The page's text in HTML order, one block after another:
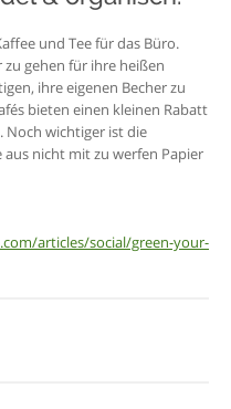
und Tee für das Büro.
gehen für ihre heißen
ihre eigenen Becher zu
bieten einen kleinen Rabatt
Noch wichtiger ist die
aus nicht mit zu werfen Papier
articles/social/green-your-